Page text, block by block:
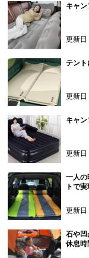
キャ
更新日
テン
更新日
キャ
更新日
一人
トで
更新日
石や
休息